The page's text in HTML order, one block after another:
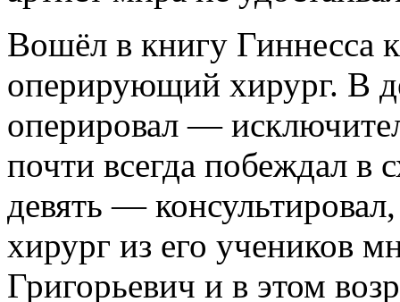
Вошёл в книгу Гиннесса
оперирующий хирург. В
оперировал —
почти всегда побеждал в
девять —
хирург из его учеников
Григорьевич и в этом